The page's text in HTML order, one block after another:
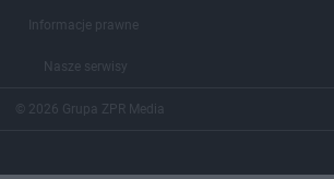
Informacje prawne
Nasze serwisy
© 2026 Grupa ZPR Media